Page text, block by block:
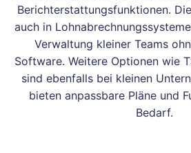
Berichterstattungsfunktionen.
auch in
Verwaltung kleiner Teams
Software. Weitere Optionen wie
sind ebenfalls bei kleinen
bieten anpassbare Pläne und
Bedarf.